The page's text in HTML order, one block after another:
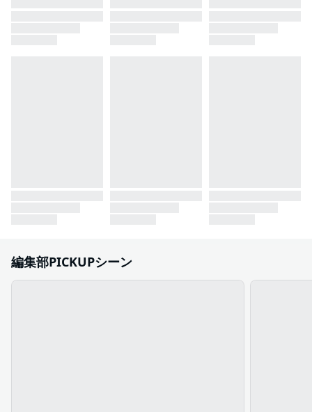
編集部PICKUPシーン